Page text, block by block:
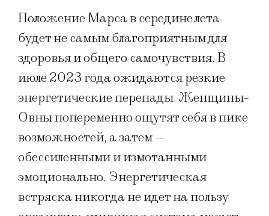
Положение Марса в середине лета
будет не самым благоприятным для
здоровья и общего самочувствия. В
июле 2023 года ожидаются резкие
энергетические перепады. Женщины-
Овны попеременно ощутят себя в пике
возможностей, а затем —
обессиленными и измотанными
эмоционально. Энергетическая
встряска никогда не идет на пользу